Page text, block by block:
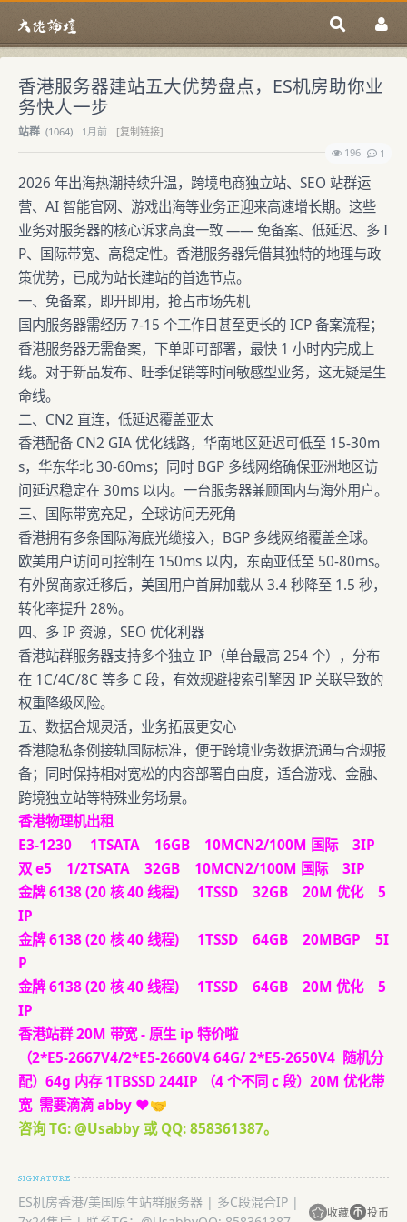
香港服务器建站五大优势盘点，ES机房助你业
务快人一步
站群 (1064) 1月前
[复制链接]
196
1
2026 年出海热潮持续升温，跨境电商独立站、SEO 站群运
营、AI 智能官网、游戏出海等业务正迎来高速增长期。这些
业务对服务器的核心诉求高度一致 —— 免备案、低延迟、多 I
P、国际带宽、高稳定性。香港服务器凭借其独特的地理与政
策优势，已成为站长建站的首选节点。
一、免备案，即开即用，抢占市场先机
国内服务器需经历 7-15 个工作日甚至更长的 ICP 备案流程；
香港服务器无需备案，下单即可部署，最快 1 小时内完成上
线。对于新品发布、旺季促销等时间敏感型业务，这无疑是生
命线。
二、CN2 直连，低延迟覆盖亚太
香港配备 CN2 GIA 优化线路，华南地区延迟可低至 15-30m
s，华东华北 30-60ms；同时 BGP 多线网络确保亚洲地区访
问延迟稳定在 30ms 以内。一台服务器兼顾国内与海外用户。
三、国际带宽充足，全球访问无死角
香港拥有多条国际海底光缆接入，BGP 多线网络覆盖全球。
欧美用户访问可控制在 150ms 以内，东南亚低至 50-80ms。
有外贸商家迁移后，美国用户首屏加载从 3.4 秒降至 1.5 秒，
转化率提升 28%。
四、多 IP 资源，SEO 优化利器
香港站群服务器支持多个独立 IP（单台最高 254 个），分布
在 1C/4C/8C 等多 C 段，有效规避搜索引擎因 IP 关联导致的
权重降级风险。
五、数据合规灵活，业务拓展更安心
香港隐私条例接轨国际标准，便于跨境业务数据流通与合规报
备；同时保持相对宽松的内容部署自由度，适合游戏、金融、
跨境独立站等特殊业务场景。
香港物理机出租
E3-1230 1TSATA 16GB 10MCN2/100M 国际 3IP
双 e5 1/2TSATA 32GB 10MCN2/100M 国际 3IP
金牌 6138 (20 核 40 线程) 1TSSD 32GB 20M 优化 5
IP
金牌 6138 (20 核 40 线程) 1TSSD 64GB 20MBGP 5I
P
金牌 6138 (20 核 40 线程) 1TSSD 64GB 20M 优化 5
IP
香港站群 20M 带宽 - 原生 ip 特价啦
（2*E5-2667V4/2*E5-2660V4 64G/ 2*E5-2650V4 随机分
配）64g 内存 1TBSSD 244IP （4 个不同 c 段）20M 优化带
宽 需要滴滴 abby ❤️🤝
咨询 TG: @Usabby 或 QQ: 858361387。
ES机房香港/美国原生站群服务器 | 多C段混合IP |
收藏 投币